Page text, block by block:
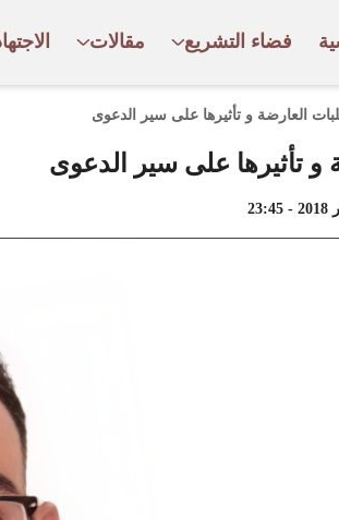
فضاء التشريع مقالات
العارضة و تأثيرها على سير الدعوى
و تأثيرها على سير الدعوى